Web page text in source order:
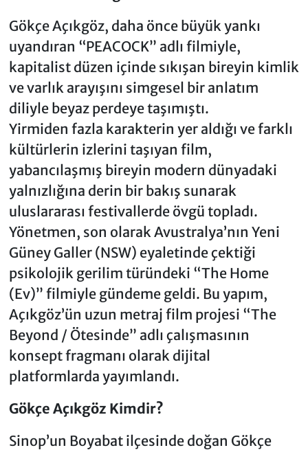
Gökçe Açıkgöz, daha önce büyük yankı
uyandıran “PEACOCK” adlı filmiyle,
kapitalist düzen içinde sıkışan bireyin kimlik
ve varlık arayışını simgesel bir anlatım
diliyle beyaz perdeye taşımıştı.
Yirmiden fazla karakterin yer aldığı ve farklı
kültürlerin izlerini taşıyan film,
yabancılaşmış bireyin modern dünyadaki
yalnızlığına derin bir bakış sunarak
uluslararası festivallerde övgü topladı.
Yönetmen, son olarak Avustralya’nın Yeni
Güney Galler (NSW) eyaletinde çektiği
psikolojik gerilim türündeki “The Home
(Ev)” filmiyle gündeme geldi. Bu yapım,
Açıkgöz’ün uzun metraj film projesi “The
Beyond / Ötesinde” adlı çalışmasının
konsept fragmanı olarak dijital
platformlarda yayımlandı.
Gökçe Açıkgöz Kimdir?
Sinop’un Boyabat ilçesinde doğan Gökçe